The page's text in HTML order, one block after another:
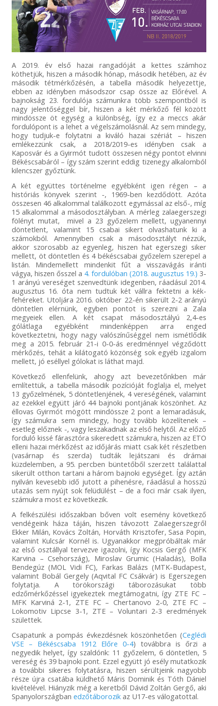
A 2019. év első hazai rangadóját a kettes számhoz
köthetjük, hiszen a második hónap, második hetében, az év
második tétmérkőzésén, a tabella második helyezettje,
ebben az idényben másodszor csap össze az Előrével. A
bajnokság 23. fordulója számunkra több szempontból is
nagy jelentőséggel bír, hiszen a két mérkőző fél között
mindössze öt egység a különbség, így ez a meccs akár
fordulópont is a lehet a végelszámolásnál. Az sem mindegy,
hogy tudjuk-e folytatni a kiváló hazai szériát – hiszen
emlékezzünk csak, a 2018/2019-es idényben csak a
Kaposvár és a Gyirmót tudott összesen négy pontot elvinni
Békéscsabáról – így szám szerint eddig tizenegy alkalomból
kilencszer győztünk.
A két együttes történelme egyébként igen régen – a
históriás könyvek szerint -, 1969-ben kezdődött. Azóta
összesen 46 alkalommal találkozott egymással az első-, míg
15 alkalommal a másodosztályban. A mérleg zalaegerszegi
fölényt mutat, mivel a 23 győzelem mellett, ugyanennyi
döntetlent, valamint 15 csabai sikert olvashatunk ki a
számokból. Amennyiben csak a másodosztályt nézzük,
akkor szorosabb az egyenleg, hiszen hat egerszegi siker
mellett, öt döntetlen és 4 békéscsabai győzelem szerepel a
listán. Mindemellett mindenkit fűt a visszavágás iránti
vágya, hiszen ősszel a 4. fordulóban (2018. augusztus 19.) 3-
1 arányú vereséget szenvedtünk idegenben, ráadásul 2014.
augusztus 16. óta nem tudtuk két vállra fektetni a kék-
fehéreket. Utoljára 2016. október 22-én sikerült 2-2 arányú
döntetlen elérnünk, egyben pontot is szerezni a Zala
megyeiek ellen. A két csapat másodosztályú 2,4-es
gólátlaga egyébként mindenképpen arra enged
következtetni, hogy nagy valószínűséggel nem ismétlődik
meg a 2015. február 21-i 0-0-ás eredménnyel végződött
mérkőzés, tehát a kilátogató közönség sok egyéb izgalom
mellett, jó eséllyel gólokat is láthat majd.
Következő ellenfelünk, ahogy azt bevezetőnkben már
említettük, a tabella második pozícióját foglalja el, melyet
13 győzelmének, 5 döntetlenjének, 4 vereségének, valamint
az ezekkel együtt járó 44 bajnoki pontjának köszönhet. Az
éllovas Gyirmót mögött mindössze 2 pont a lemaradásuk,
így számukra sem mindegy, hogy tovább közelítenek –
esetleg előznek -, vagy leszakadnak az első helytől. Az előző
forduló kissé fárasztóra sikeredett számukra, hiszen az ETO
elleni hazai mérkőzést az időjárás miatt csak két részletben
(vasárnap és szerda) tudták lejátszani és drámai
küzdelemben, a 95. percben büntetőből szerzett találattal
sikerült otthon tartani a három bajnoki egységet. Így aztán
nyilván kevesebb idő jutott a pihenésre, ráadásul a hosszú
utazás sem nyújt sok felüdülést – de a foci már csak ilyen,
számukra most ez következik.
A felkészülési időszakban bőven volt esemény következő
vendégeink háza táján, hiszen távozott Zalaegerszegről
Ekker Milán, Kovács Zoltán, Horváth Krisztofer, Sasa Popin,
valamint Kulcsár Kornél is. Ugyanakkor megpróbáltak már
az első osztállyal tervezve igazolni, így Kocsis Gergő (MFK
Karvina – Csehország), Miroslav Grumic (Haladás), Bolla
Bendegúz (MOL Vidi FC), Farkas Balázs (MTK-Budapest,
valamint Bobál Gergely (Aqvital FC Csákvár) is Egerszegen
folytatja. A törökországi táborozásukat több
edzőmérkőzéssel igyekeztek megtámogatni, így ZTE FC –
MFK Karviná 2-1, ZTE FC – Chertanovo 2-0, ZTE FC –
Lokomotiv Lipcse 3-1, ZTE – Voluntari 2-3 eredmények
születtek.
Csapatunk a pompás évkezdésnek köszönhetően (Ceglédi
VSE – Békéscsaba 1912 Előre 0-4) továbbra is őrzi a
negyedik helyet, így szaldónk: 11 győzelem, 6 döntetlen, 5
vereség és 39 bajnoki pont. Ezzel együtt jó esély mutatkozik
a további sikeres folytatásra, hiszen sérültjeink nagyobb
része újra csatába küldhető Máris Dominik és Tóth Dániel
kivételével. Hiányzik még a keretből Dávid Zoltán Gergő, aki
Spanyolországban edzőtáborozikaz U17-es válogatottal.